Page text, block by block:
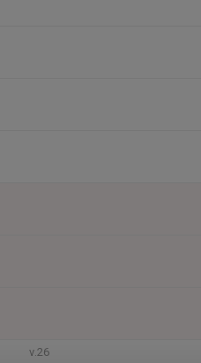
v.26